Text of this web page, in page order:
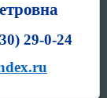
29-0-24